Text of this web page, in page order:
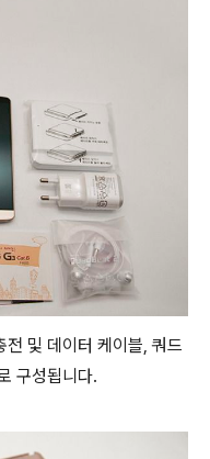
및 데이터 케이블, 쿼드
구성됩니다.